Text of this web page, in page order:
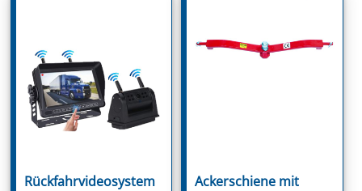
Rückfahrvideosystem
Ackerschiene mit